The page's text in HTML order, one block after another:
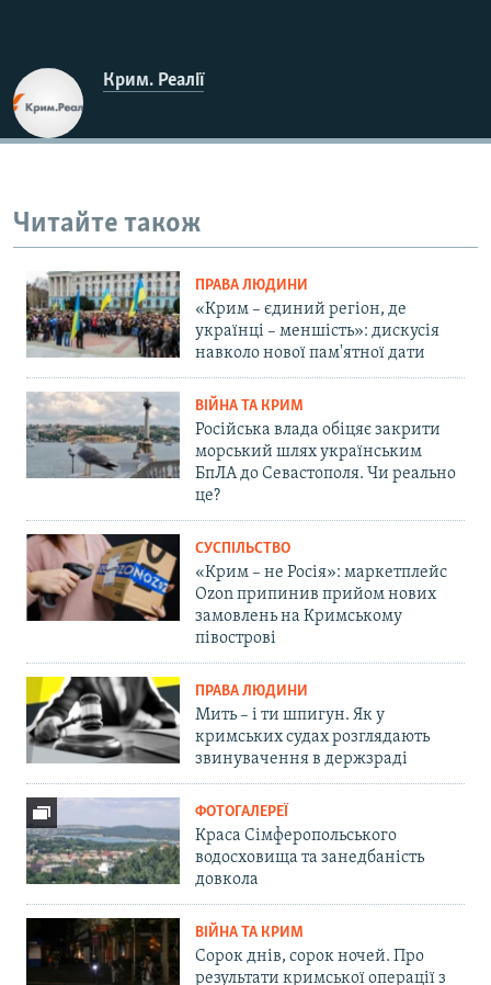
Крим. Реалії
Читайте також
ПРАВА ЛЮДИНИ
«Крим – єдиний регіон, де
українці – меншість»: дискусія
навколо нової пам'ятної дати
ВІЙНА ТА КРИМ
Російська влада обіцяє закрити
морський шлях українським
БпЛА до Севастополя. Чи реально
це?
СУСПІЛЬСТВО
«Крим – не Росія»: маркетплейс
Ozon припинив прийом нових
замовлень на Кримському
півострові
ПРАВА ЛЮДИНИ
Мить – і ти шпигун. Як у
кримських судах розглядають
звинувачення в держзраді
ФОТОГАЛЕРЕЇ
Краса Сімферопольського
водосховища та занедбаність
довкола
ВІЙНА ТА КРИМ
Сорок днів, сорок ночей. Про
результати кримської операції з